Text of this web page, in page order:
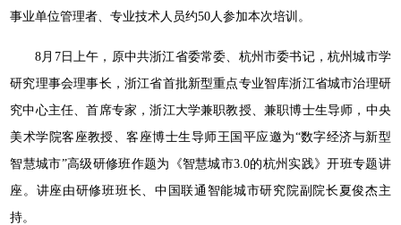
事业单位管理者、专业技术人员约50人参加本次培训。
8月7日上午，原中共浙江省委常委、杭州市委书记，杭州城市学
研究理事会理事长，浙江省首批新型重点专业智库浙江省城市治理研
究中心主任、首席专家，浙江大学兼职教授、兼职博士生导师，中央
美术学院客座教授、客座博士生导师王国平应邀为“数字经济与新型
智慧城市”高级研修班作题为《智慧城市3.0的杭州实践》开班专题讲
座。讲座由研修班班长、中国联通智能城市研究院副院长夏俊杰主
持。